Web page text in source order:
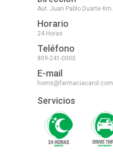
Aut. Juan Pablo Duarte
Horario
24 Horas
Teléfono
809-241-0000
E-mail
homs@farmaciacarol.com
Servicios